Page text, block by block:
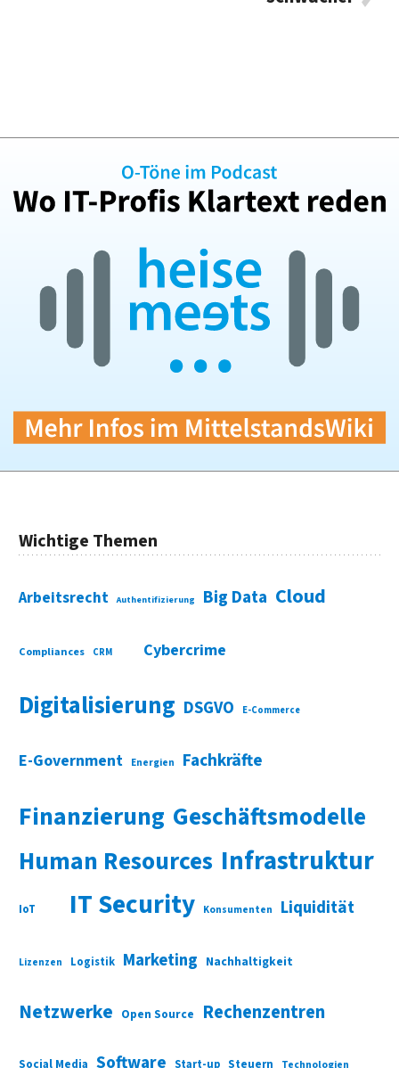
Wichtige Themen
Arbeitsrecht Authentifizierung Big Data Cloud
Compliances CRM Cybercrime
Digitalisierung DSGVO E-Commerce
E-Government Energien Fachkräfte
Finanzierung Geschäftsmodelle
Human Resources Infrastruktur
IoT IT Security Konsumenten Liquidität
Lizenzen Logistik Marketing Nachhaltigkeit
Netzwerke Open Source Rechenzentren
Social Media Software Start-up Steuern